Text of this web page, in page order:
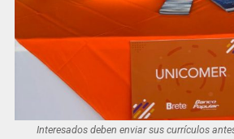
Interesados deben enviar sus currículos